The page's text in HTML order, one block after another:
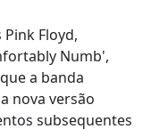
Floyd,
Numb',
a banda
nova versão
subsequentes